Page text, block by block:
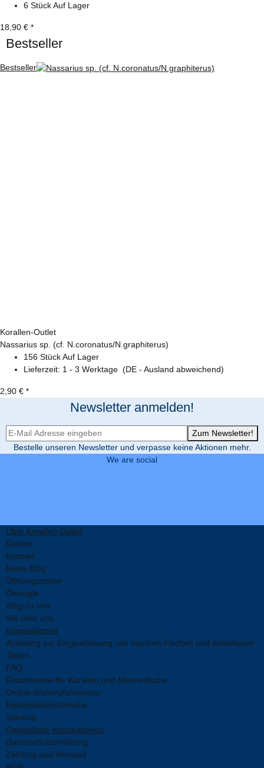
6 Stück Auf Lager
18,90 € *
Bestseller
Bestseller
Korallen-Outlet
Nassarius sp. (cf. N.coronatus/N.graphiterus)
156 Stück Auf Lager
Lieferzeit: 1 - 3 Werktage (DE - Ausland abweichend)
2,90 € *
Newsletter anmelden!
Newsletter-Registrierung
Zum Newsletter!
Bestelle unseren Newsletter und verpasse keine Aktionen mehr.
We are social
Über Korallen-Outlet
Galerie
Kontakt
News-Blog
Öffnungszeiten
Ökologie
Weg zu uns
Wir über uns
Informationen
Anleitung zur Eingewöhnung von marinen Fischen und wirbellosen
Tieren
FAQ
Grosshandel für Korallen und Meeresfische
Online-Widerrufsformular
Reklamationsformular
Sitemap
Gesetzliche Informationen
Datenschutzerklärung
Zahlung und Versand